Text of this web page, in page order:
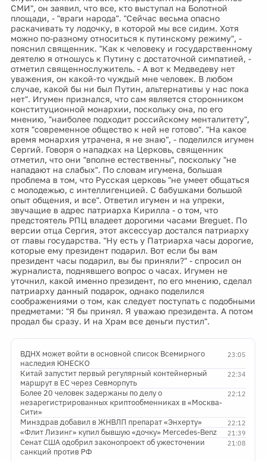
СМИ", он заявил, что все, кто выступал на Болотной
площади, - "враги народа". "Сейчас весьма опасно
раскачивать ту лодочку, в которой мы все сидим. Хотя
можно по-разному относиться к путинскому режиму", -
пояснил священник. "Как к человеку и государственному
деятелю я отношусь к Путину с достаточной симпатией, -
отметил священнослужитель. - А вот к Медведеву нет
уважения, он какой-то чуждый мне человек. В любом
случае, какой бы ни был Путин, альтернативы у нас пока
нет". Игумен признался, что сам является сторонником
конституционной монархии, поскольку она, по его
мнению, "наиболее подходит российскому менталитету",
хотя "современное общество к ней не готово". "На какое
время монархия утрачена, я не знаю", - поделился игумен
Сергий. Говоря о нападках на Церковь, священник
отметил, что они "вполне естественны", поскольку "не
нападают на слабых". По словам игумена, большая
проблема в том, что Русская церковь "не умеет общаться
с молодежью, с интеллигенцией. С бабушками большой
опыт общения, и все". Ответил игумен и на упреки,
звучащие в адрес патриарха Кирилла - о том, что
предстоятель РПЦ владеет дорогими часами Breguet. По
версии отца Сергия, этот аксессуар достался патриарху
от главы государства. "Ну есть у Патриарха часы дорогие,
которые ему президент подарил. Вот если бы вам
президент часы подарил, вы бы приняли?" - спросил он
журналиста, поднявшего вопрос о часах. Игумен не
уточнил, какой именно президент, по его мнению, сделал
патриарху данный подарок, однако поделился
соображениями о том, как следует поступать с подобными
предметами: "Я бы принял. Я уважаю президента. А потом
продал бы сразу. И на Храм все деньги пустил".
23:05
ВДНХ может войти в основной список Всемирного
наследия ЮНЕСКО
22:34
Китай запустит первый регулярный контейнерный
маршрут в ЕС через Севморпуть
22:12
Более 20 человек задержаны по делу о
незарегистрированных криптообменниках в «Москва-
Сити»
22:12
Минздрав добавил в ЖНВЛП препарат «Энхерту»
21:39
«Флит Лизинг» купил бывшую «дочку» Mercedes-Benz
21:08
Сенат США одобрил законопроект об ужесточении
санкций против РФ